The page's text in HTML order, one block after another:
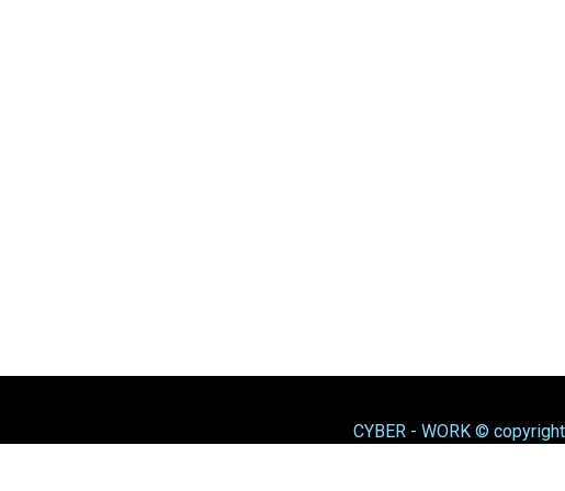
CYBER - WORK © copyright